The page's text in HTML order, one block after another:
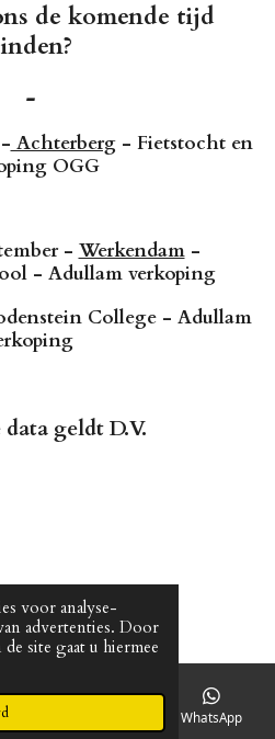
voor analyse-
advertenties. Door
site gaat u hiermee
de komende tijd
-
Achterberg- Fietstocht en
OGG
- Werkendam-
- Adullam verkoping
College - Adullam
geldt D.V.
WhatsApp